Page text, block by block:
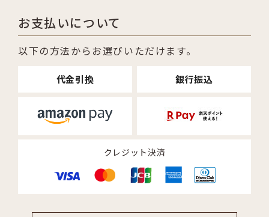
お支払いについて
以下の方法からお選びいただけます。
代金引換 銀行振込
クレジット決済